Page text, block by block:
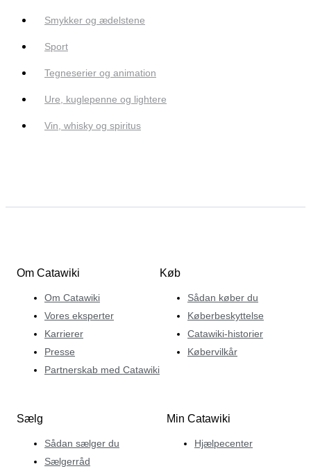
Smykker og ædelstene
Sport
Tegneserier og animation
Ure, kuglepenne og lightere
Vin, whisky og spiritus
Om Catawiki
Om Catawiki
Vores eksperter
Karrierer
Presse
Partnerskab med Catawiki
Køb
Sådan køber du
Køberbeskyttelse
Catawiki-historier
Købervilkår
Sælg
Sådan sælger du
Sælgerråd
Min Catawiki
Hjælpecenter